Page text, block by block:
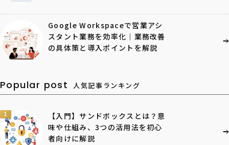
Google Workspaceで営業アシ
スタント業務を効率化｜業務改善
の具体策と導入ポイントを解説
Popular post 人気記事ランキング
1
【入門】サンドボックスとは？意
味や仕組み、3つの活用法を初心
者向けに解説